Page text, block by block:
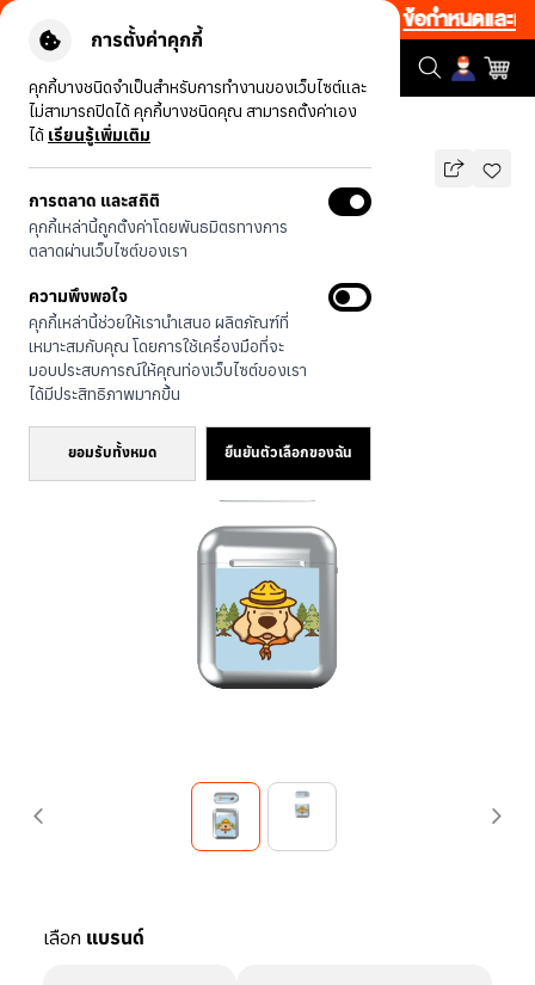
การตั้งค่าคุกกี้
คุกกี้บางชนิดจำเป็นสำหรับการทำงานของเว็บไซต์และ
ไม่สามารถปิดได้ คุกกี้บางชนิดคุณ สามารถตั้งค่าเอง
ได้ เรียนรู้เพิ่มเติม
การตลาด และสถิติ
คุกกี้เหล่านี้ถูกตั้งค่าโดยพันธมิตรทางการ
ตลาดผ่านเว็บไซต์ของเรา
ความพึงพอใจ
คุกกี้เหล่านี้ช่วยให้เรานำเสนอ ผลิตภัณฑ์ที่
เหมาะสมกับคุณ โดยการใช้เครื่องมือที่จะ
มอบประสบการณ์ให้คุณท่องเว็บไซต์ของเรา
ได้มีประสิทธิภาพมากขึ้น
ยอมรับทั้งหมด ยืนยันตัวเลือกของฉัน
เริ่มคืนนี้ 19.00-00.00 โค้ด: CCFLASH1 ข้อกำหนดและเงื่อน
รุ่นทั้งหมด Huto Camping
Huto Camping
690 บาท
ประหยัดไป 200
🔥 ลด 200.- ขั้นต่ำ 1,000.- โค้ด:
EOSS200
เลือก แบรนด์